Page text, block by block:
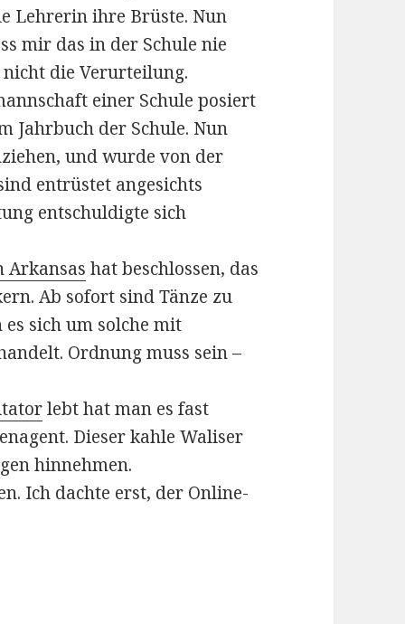
Lehrerin ihre Brüste. Nun
mir das in der Schule nie
die Verurteilung.
einer Schule posiert
Jahrbuch der Schule. Nun
und wurde von der
entrüstet angesichts
entschuldigte sich
Arkansas hat beschlossen, das
Ab sofort sind Tänze zu
sich um solche mit
Ordnung muss sein –
lebt hat man es fast
Dieser kahle Waliser
hinnehmen.
Ich dachte erst, der Online-